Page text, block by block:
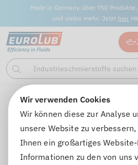
Wir verwenden Cookies
Wir können diese zur Analyse
unsere Website zu
Ihnen ein großartiges
Informationen zu den von uns
Made in Germany, über 750
und vieles mehr: Jetzt hier
Suchen
Industrieschmierstoffe
Motorenöle Motorenöle für